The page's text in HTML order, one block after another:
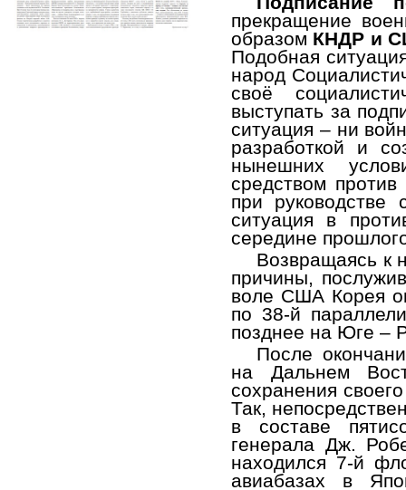
прекращение
образом КНДР и
Подобная
народ
своё
выступать за
ситуация – ни
разработкой и
нынешних
средством
при
ситуация в
середине
Возвращаясь к
причины,
воле США Корея
по 38-й
позднее на Юге –
После
на Дальнем
сохранения
Так,
в составе
генерала Дж.
находился 7-й
авиабазах в